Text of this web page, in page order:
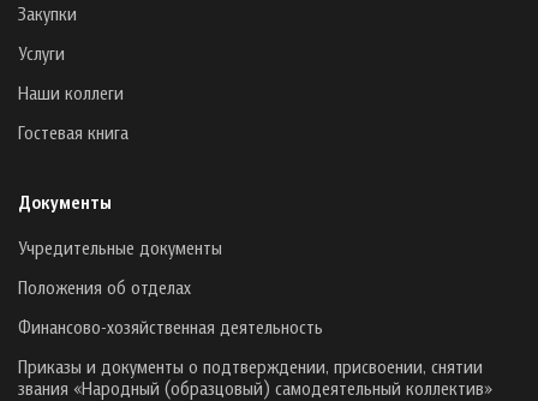
Закупки
Услуги
Наши коллеги
Гостевая книга
Документы
Учредительные документы
Положения об отделах
Финансово-хозяйственная деятельность
Приказы и документы о подтверждении, присвоении, снятии
звания «Народный (образцовый) самодеятельный коллектив»